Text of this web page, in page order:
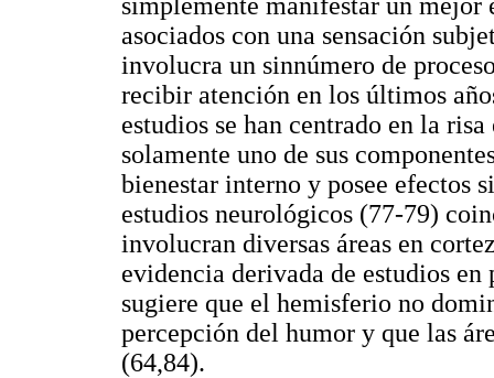
asociados con una sensación
involucra un sinnúmero de
recibir atención en los últimos
estudios se han centrado en la
solamente uno de sus
bienestar interno y posee efectos
estudios neurológicos (77-79)
involucran diversas áreas en
evidencia derivada de estudios
sugiere que el hemisferio no
percepción del humor y que las
(64,84).